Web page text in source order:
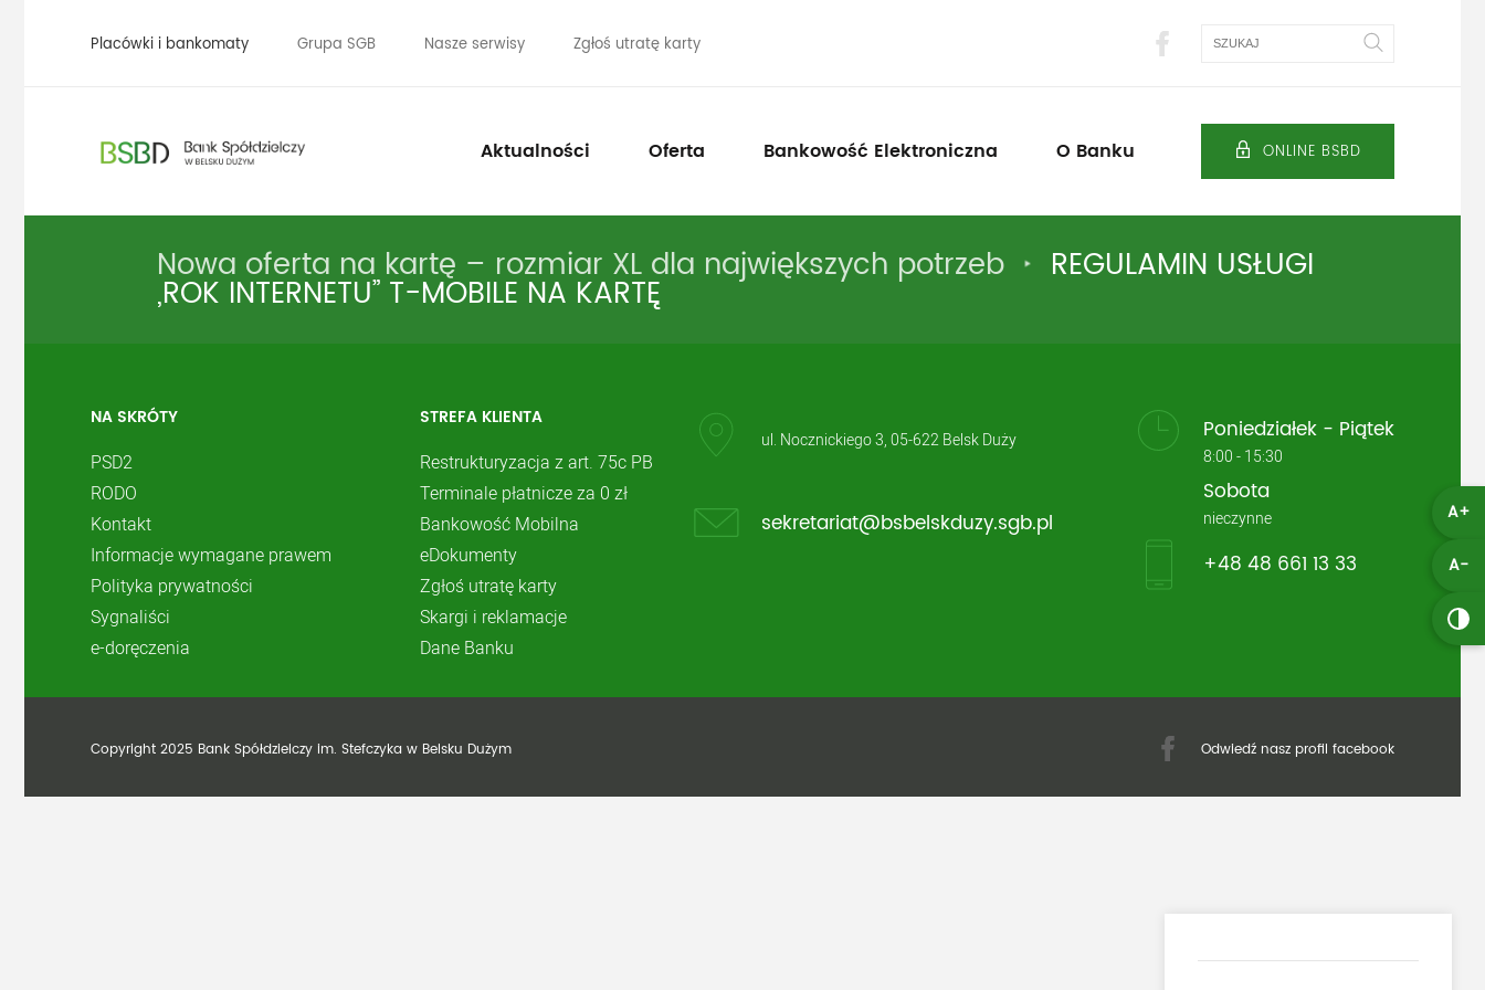
A+
A-
Placówki i bankomaty Grupa SGB Nasze serwisy Zgłoś utratę karty Szukaj
Aktualności Oferta Bankowość Elektroniczna O Banku ONLINE BSBD
Nowa oferta na kartę – rozmiar XL dla największych potrzeb
REGULAMIN USŁUGI
„ROK INTERNETU” T-MOBILE NA KARTĘ
NA SKRÓTY
PSD2
RODO
Kontakt
Informacje wymagane prawem
Polityka prywatności
Sygnaliści
e-doręczenia
STREFA KLIENTA
Restrukturyzacja z art. 75c PB
Terminale płatnicze za 0 zł
Bankowość Mobilna
eDokumenty
Zgłoś utratę karty
Skargi i reklamacje
Dane Banku
ul. Nocznickiego 3, 05-622 Belsk Duży
sekretariat@bsbelskduzy.sgb.pl
Poniedziałek - Piątek
8:00 - 15:30
Sobota
nieczynne
+48 48 661 13 33
Copyright 2025 Bank Spółdzielczy im. Stefczyka w Belsku Dużym Odwiedź nasz profil facebook